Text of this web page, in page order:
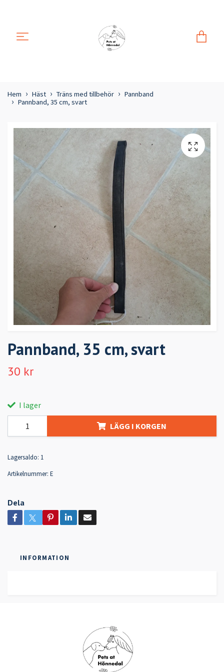
Hem Häst Träns med tillbehör
Pannband
Pannband, 35 cm, svart
Pannband, 35 cm, svart
30 kr
I lager
LÄGG I KORGEN
Lagersaldo: 1
Artikelnummer: E
Dela
INFORMATION